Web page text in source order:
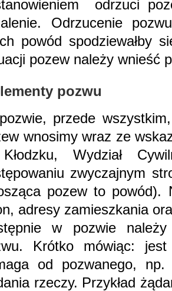
odrzuci
Odrzucenie
powód spodziewałby
pozew należy wnieść
pozwu
przede
wnosimy wraz ze
Wydział
zwyczajnym
pozew to powód).
adresy zamieszkania
w pozwie
Krótko mówiąc:
od pozwanego,
rzeczy. Przykład